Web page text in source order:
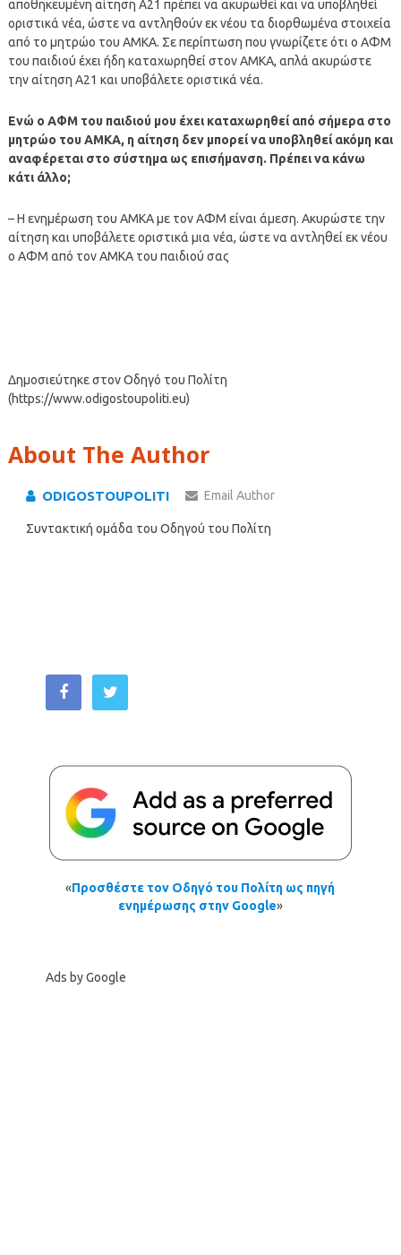
αποθηκευμένη αίτηση Α21 πρέπει να ακυρωθεί και να υποβληθεί
οριστικά νέα, ώστε να αντληθούν εκ νέου τα διορθωμένα στοιχεία
από το μητρώο του ΑΜΚΑ. Σε περίπτωση που γνωρίζετε ότι ο ΑΦΜ
του παιδιού έχει ήδη καταχωρηθεί στον ΑΜΚΑ, απλά ακυρώστε
την αίτηση Α21 και υποβάλετε οριστικά νέα.
Ενώ ο ΑΦΜ του παιδιού μου έχει καταχωρηθεί από σήμερα στο
μητρώο του ΑΜΚΑ, η αίτηση δεν μπορεί να υποβληθεί ακόμη και
αναφέρεται στο σύστημα ως επισήμανση. Πρέπει να κάνω
κάτι άλλο;
– Η ενημέρωση του ΑΜΚΑ με τον ΑΦΜ είναι άμεση. Ακυρώστε την
αίτηση και υποβάλετε οριστικά μια νέα, ώστε να αντληθεί εκ νέου
ο ΑΦΜ από τον ΑΜΚΑ του παιδιού σας
Δημοσιεύτηκε στον Οδηγό του Πολίτη
(https://www.odigostoupoliti.eu)
About The Author
ODIGOSTOUPOLITI Email Author
Συντακτική ομάδα του Οδηγού του Πολίτη
«Προσθέστε τον Οδηγό του Πολίτη ως πηγή
ενημέρωσης στην Google»
Ads by Google